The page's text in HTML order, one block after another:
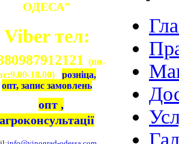
ОДЕСА"
Viber тел:
(пн-
18.00) розніца,
опт, запис замовлень
опт ,
агроконсультації